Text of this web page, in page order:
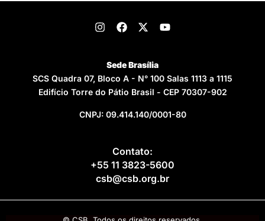
Sede Brasília
SCS Quadra 07, Bloco A - N° 100 Salas 1113 a 1115
Edifício Torre do Pátio Brasil - CEP 70307-902
CNPJ: 09.414.140/0001-80
Contato:
+55 11 3823-5600
csb@csb.org.br